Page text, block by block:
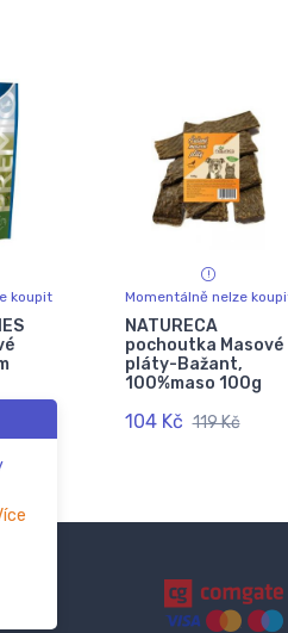
koupit Momentálně nelze
NATURECA
pochoutka Masové
pláty-Bažant,
100%maso 100g
104 Kč 119 Kč